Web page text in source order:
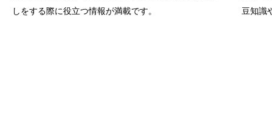
しをする際に役立つ情報が満載です。
豆知識